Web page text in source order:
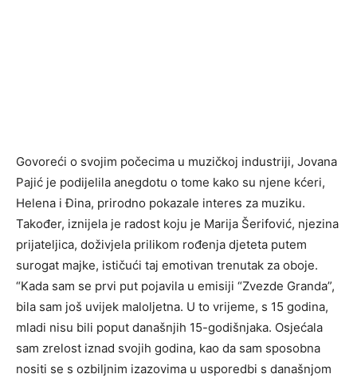
Govoreći o svojim počecima u muzičkoj industriji, Jovana
Pajić je podijelila anegdotu o tome kako su njene kćeri,
Helena i Đina, prirodno pokazale interes za muziku.
Također, iznijela je radost koju je Marija Šerifović, njezina
prijateljica, doživjela prilikom rođenja djeteta putem
surogat majke, ističući taj emotivan trenutak za oboje.
“Kada sam se prvi put pojavila u emisiji “Zvezde Granda”,
bila sam još uvijek maloljetna. U to vrijeme, s 15 godina,
mladi nisu bili poput današnjih 15-godišnjaka. Osjećala
sam zrelost iznad svojih godina, kao da sam sposobna
nositi se s ozbiljnim izazovima u usporedbi s današnjom